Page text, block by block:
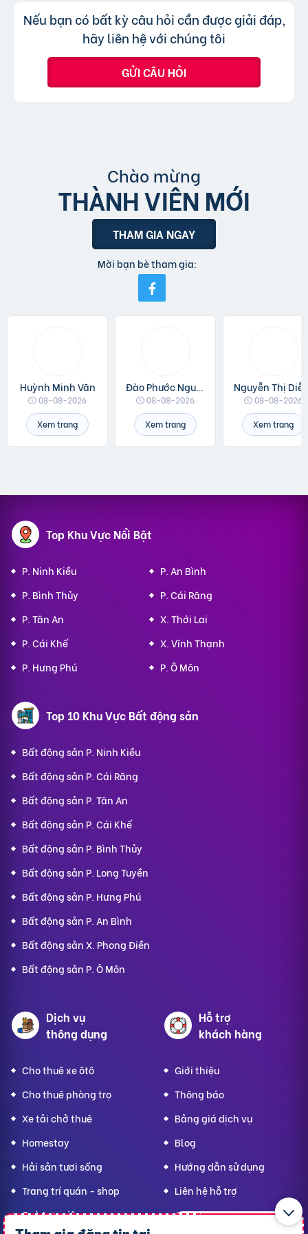
bài đăng.
Trả lời:
Không, trang web chỉ chấp nhận các
tin đăng sử dụng tiếng Việt có dấu.
Nếu bạn có bất kỳ câu hỏi cần được giải đáp,
hãy liên hệ với chúng tôi
GỬI CÂU HỎI
Chào mừng
THÀNH VIÊN MỚI
THAM GIA NGAY
Mời bạn bè tham gia:
Huỳnh Minh Văn
08-08-2026
Xem trang
Đào Phước Nguyên
08-08-2026
Xem trang
08-08-2026
Xem trang
Top Khu Vực Nổi Bật
P. Ninh Kiều
P. An Bình
P. Bình Thủy
P. Cái Răng
P. Tân An
X. Thới Lai
P. Cái Khế
X. Vĩnh Thạnh
P. Hưng Phú
P. Ô Môn
Top 10 Khu Vực Bất động sản
Bất động sản P. Ninh Kiều
Bất động sản P. Cái Răng
Bất động sản P. Tân An
Bất động sản P. Cái Khế
Bất động sản P. Bình Thủy
Bất động sản P. Long Tuyền
Bất động sản P. Hưng Phú
Bất động sản P. An Bình
Bất động sản X. Phong Điền
Bất động sản P. Ô Môn
Dịch vụ
thông dụng
Cho thuê xe ôtô
Cho thuê phòng trọ
Xe tải chở thuê
Homestay
Hải sản tươi sống
Trang trí quán - shop
Quà Lưu niệm
Hỗ trợ
khách hàng
Giới thiệu
Thông báo
Bảng giá dịch vụ
Blog
Hướng dẫn sử dụng
Liên hệ hỗ trợ